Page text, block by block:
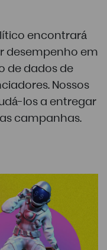
encontrará
desempenho em
de dados de
Nossos
los a entregar
campanhas.